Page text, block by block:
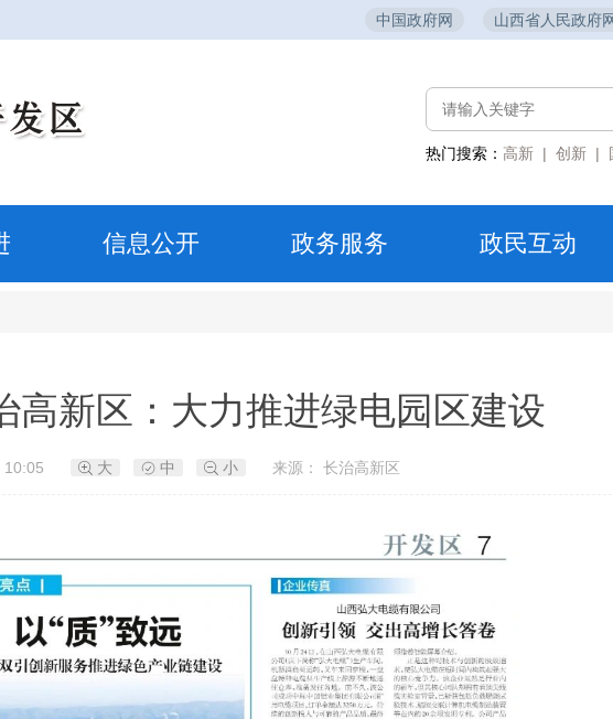
中国政府网 山西省人民政府
热门搜索： 高新 | 创新 |
信息公开 政务服务 政民互动
高新区：大力推进绿电园区建设
10:05 大 中 小 来源： 长治高新区